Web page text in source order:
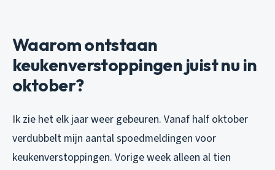
Waarom ontstaan
keukenverstoppingen juist nu in
oktober?
Ik zie het elk jaar weer gebeuren. Vanaf half oktober
verdubbelt mijn aantal spoedmeldingen voor
keukenverstoppingen. Vorige week alleen al tien